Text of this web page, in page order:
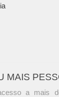
MAIS
a mais